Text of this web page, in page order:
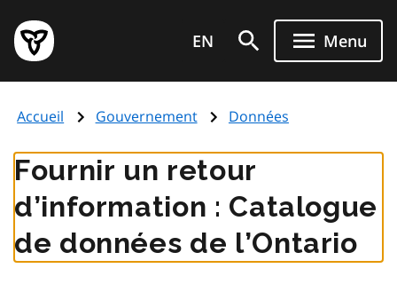
au
contenu
principal
Page
d'accueil
de
EN Menu
Accueil Gouvernement Données
Fournir un retour
d’information : Catalogue
de données de l’Ontario